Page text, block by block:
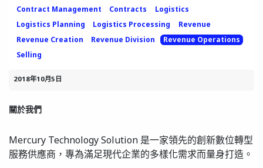
Contract Management Contracts
Logistics
Logistics Planning
Logistics Processing
Revenue
Revenue Creation
Revenue Division
Revenue Operations
Selling
2018年10月5日
關於我們
Mercury Technology Solution 是一家領先的創新數位轉型
服務供應商，專為滿足現代企業的多樣化需求而量身打造。